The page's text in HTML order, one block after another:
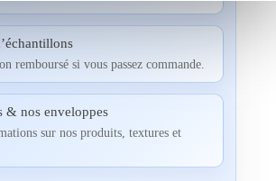
remboursé si vous passez commande.
& nos enveloppes
sur nos produits, textures et